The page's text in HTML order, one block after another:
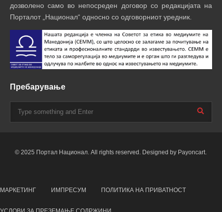
дозволено само во непосреден договор со редакцијата на
Порталот „Национал“ односно со одговорниот уредник.
Пребарување
© 2025 Портал Национал. All rights reserved. Designed by Payoncart.
МАРКЕТИНГ ИМПРЕСУМ ПОЛИТИКА НА ПРИВАТНОСТ